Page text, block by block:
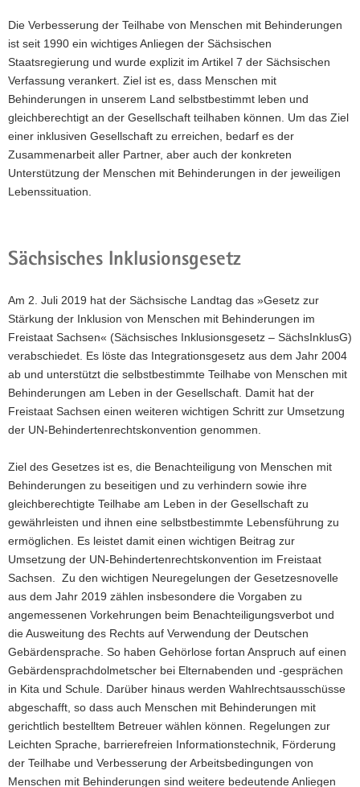
Die Verbesserung der Teilhabe von Menschen mit Behinderungen
ist seit 1990 ein wichtiges Anliegen der Sächsischen
Staatsregierung und wurde explizit im Artikel 7 der Sächsischen
Verfassung verankert. Ziel ist es, dass Menschen mit
Behinderungen in unserem Land selbstbestimmt leben und
gleichberechtigt an der Gesellschaft teilhaben können. Um das Ziel
einer inklusiven Gesellschaft zu erreichen, bedarf es der
Zusammenarbeit aller Partner, aber auch der konkreten
Unterstützung der Menschen mit Behinderungen in der jeweiligen
Lebenssituation.
Sächsisches Inklusionsgesetz
Am 2. Juli 2019 hat der Sächsische Landtag das »Gesetz zur
Stärkung der Inklusion von Menschen mit Behinderungen im
Freistaat Sachsen« (Sächsisches Inklusionsgesetz – SächsInklusG)
verabschiedet. Es löste das Integrationsgesetz aus dem Jahr 2004
ab und unterstützt die selbstbestimmte Teilhabe von Menschen mit
Behinderungen am Leben in der Gesellschaft. Damit hat der
Freistaat Sachsen einen weiteren wichtigen Schritt zur Umsetzung
der UN-Behindertenrechtskonvention genommen.
Ziel des Gesetzes ist es, die Benachteiligung von Menschen mit
Behinderungen zu beseitigen und zu verhindern sowie ihre
gleichberechtigte Teilhabe am Leben in der Gesellschaft zu
gewährleisten und ihnen eine selbstbestimmte Lebensführung zu
ermöglichen. Es leistet damit einen wichtigen Beitrag zur
Umsetzung der UN-Behindertenrechtskonvention im Freistaat
Sachsen. Zu den wichtigen Neuregelungen der Gesetzesnovelle
aus dem Jahr 2019 zählen insbesondere die Vorgaben zu
angemessenen Vorkehrungen beim Benachteiligungsverbot und
die Ausweitung des Rechts auf Verwendung der Deutschen
Gebärdensprache. So haben Gehörlose fortan Anspruch auf einen
Gebärdensprachdolmetscher bei Elternabenden und -gesprächen
in Kita und Schule. Darüber hinaus werden Wahlrechtsausschüsse
abgeschafft, so dass auch Menschen mit Behinderungen mit
gerichtlich bestelltem Betreuer wählen können. Regelungen zur
Leichten Sprache, barrierefreien Informationstechnik, Förderung
der Teilhabe und Verbesserung der Arbeitsbedingungen von
Menschen mit Behinderungen sind weitere bedeutende Anliegen